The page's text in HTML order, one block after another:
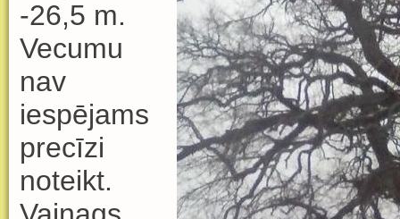
-26,5 m.
Vecumu
nav
iespējams
precīzi
noteikt.